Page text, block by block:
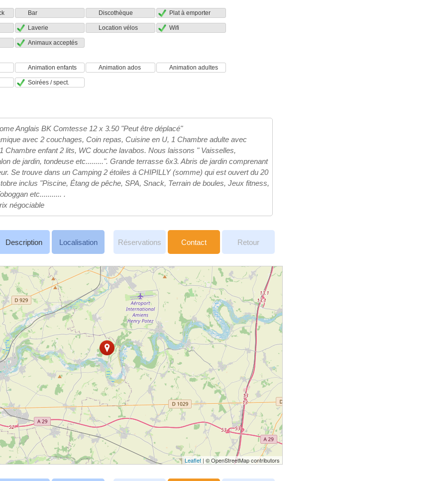
Bar Discothèque Plat à emporter
Laverie Location vélos Wifi
Animaux acceptés
Animation enfants Animation ados Animation adultes
Soirées / spect.
Anglais BK Comtesse 12 x 3.50 "Peut être déplacé"
avec 2 couchages, Coin repas, Cuisine en U, 1 Chambre adulte avec
Chambre enfant 2 lits, WC douche lavabos. Nous laissons " Vaisselles,
de jardin, tondeuse etc.........". Grande terrasse 6x3. Abris de jardin comprenant
Se trouve dans un Camping 2 étoiles à CHIPILLY (somme) qui est ouvert du 20
inclus "Piscine, Étang de pêche, SPA, Snack, Terrain de boules, Jeux fitness,
etc........... .
négociable
Description Localisation Réservations Contact Retour
Leaflet| © OpenStreetMap contributors